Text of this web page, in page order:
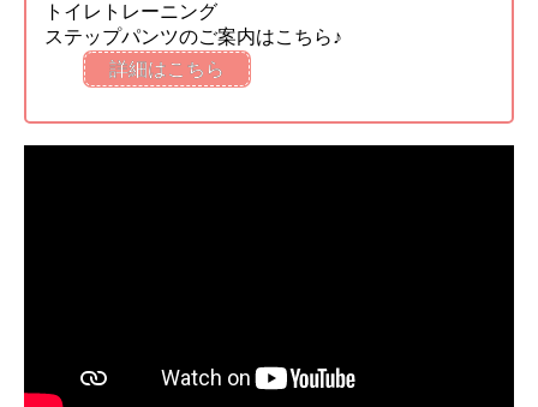
トイレトレーニング
ステップパンツのご案内はこちら♪
詳細はこちら